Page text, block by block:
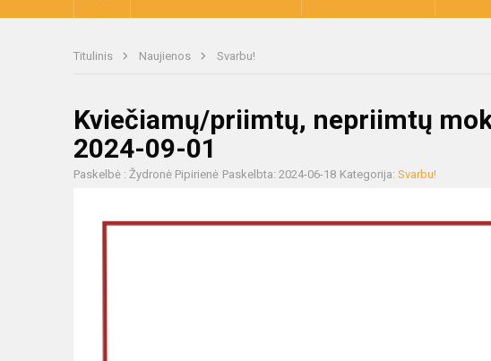
Titulinis Naujienos Svarbu!
Kviečiamų/priimtų, nepriimtų
2024-09-01
Paskelbė : Žydronė Pipirienė Paskelbta: 2024-06-18 Kategorija: Svarbu!